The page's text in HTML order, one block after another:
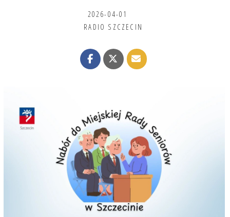
2026-04-01
RADIO SZCZECIN